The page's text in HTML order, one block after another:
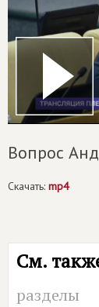
Вопрос
Скачать: mp4
См.
разделы